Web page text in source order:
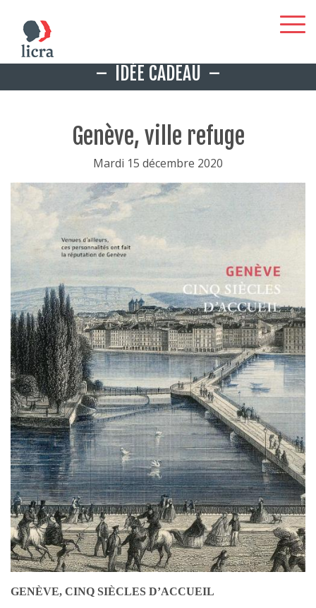
Aller
contenu
IDÉE CADEAU
Genève, ville refuge
Mardi 15 décembre 2020
GENÈVE, CINQ SIÈCLES D’ACCUEIL